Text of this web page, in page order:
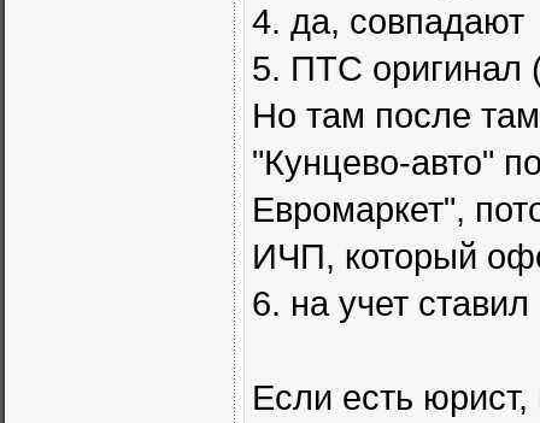
4. да, совпадают
5. ПТС оригинал
Но там после
"Кунцево-авто"
Евромаркет",
ИЧП, который
6. на учет
Если есть